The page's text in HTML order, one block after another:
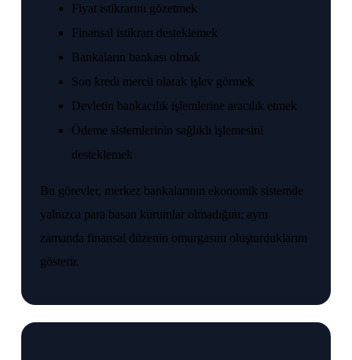
Fiyat istikrarını gözetmek
Finansal istikrarı desteklemek
Bankaların bankası olmak
Son kredi mercii olarak işlev görmek
Devletin bankacılık işlemlerine aracılık etmek
Ödeme sistemlerinin sağlıklı işlemesini
desteklemek
Bu görevler, merkez bankalarının ekonomik sistemde
yalnızca para basan kurumlar olmadığını; aynı
zamanda finansal düzenin omurgasını oluşturduklarını
gösterir.